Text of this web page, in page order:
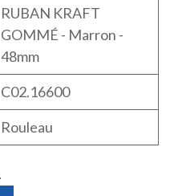
RUBAN KRAFT
GOMMÉ - Marron -
48mm
C02.16600
Rouleau